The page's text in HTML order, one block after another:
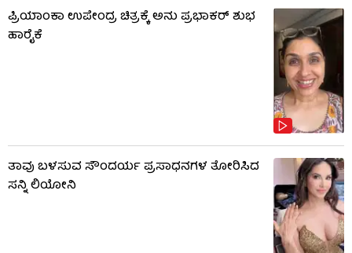
ಪ್ರಿಯಾಂಕಾ ಉಪೇಂದ್ರ ಚಿತ್ರಕ್ಕೆ ಅನು ಪ್ರಭಾಕರ್ ಶುಭ
ಹಾರೈಕೆ
ತಾವು ಬಳಸುವ ಸೌಂದರ್ಯ ಪ್ರಸಾಧನಗಳ ತೋರಿಸಿದ
ಸನ್ನಿ ಲಿಯೋನಿ